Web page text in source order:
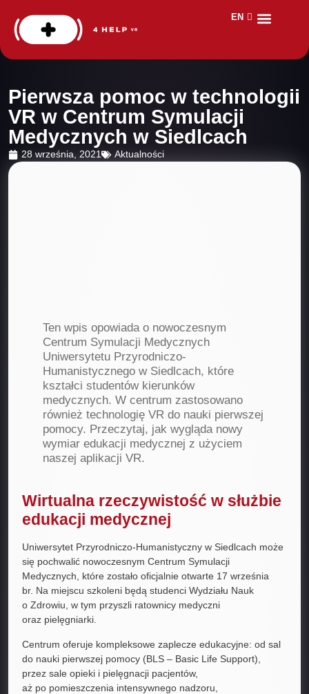
EN
DE
Pierwsza pomoc w technologii
VR w Centrum Symulacji
Medycznych w Siedlcach
28 września, 2021 Aktualności
Ten wpis opowiada o nowoczesnym
Centrum Symulacji Medycznych
Uniwersytetu Przyrodniczo-
Humanistycznego w Siedlcach, które
kształci studentów kierunków
medycznych. W centrum zastosowano
również technologię VR do nauki pierwszej
pomocy. Przeczytaj, jak wygląda nowy
wymiar edukacji medycznej z użyciem
naszej aplikacji VR.
Wirtualna rzeczywistość w służbie
edukacji medycznej
Uniwersytet Przyrodniczo-Humanistyczny w Siedlcach może
się pochwalić nowoczesnym Centrum Symulacji
Medycznych, które zostało oficjalnie otwarte 17 września
br. Na miejscu szkoleni będą studenci Wydziału Nauk
o Zdrowiu, w tym przyszli ratownicy medyczni
oraz pielęgniarki.
Centrum oferuje kompleksowe zaplecze edukacyjne: od sal
do nauki pierwszej pomocy (BLS – Basic Life Support),
przez sale opieki i pielęgnacji pacjentów,
aż po pomieszczenia intensywnego nadzoru,